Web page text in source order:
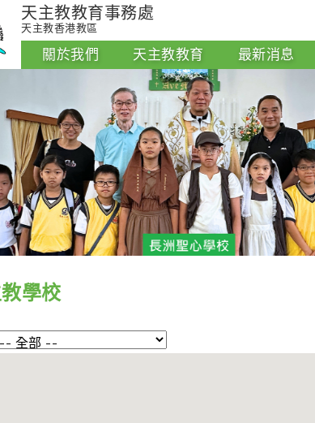
天主教教育事務處
天主教香港教區
關於我們 天主教教育 最新消息
學校